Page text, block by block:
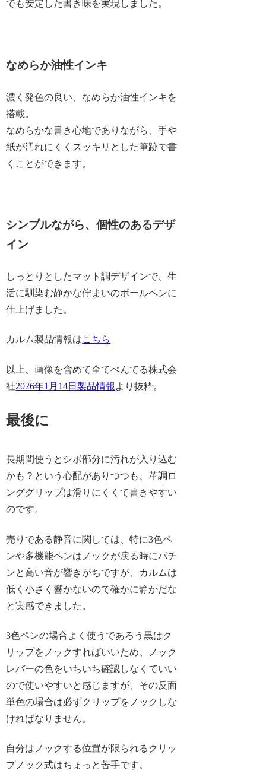
でも安定した書き味を実現しました。
なめらか油性インキ
濃く発色の良い、なめらか油性インキを
搭載。
なめらかな書き心地でありながら、手や
紙が汚れにくくスッキリとした筆跡で書
くことができます。
シンプルながら、個性のあるデザ
イン
しっとりとしたマット調デザインで、生
活に馴染む静かな佇まいのボールペンに
仕上げました。
カルム製品情報はこちら
以上、画像を含めて全てぺんてる株式会
社2026年1月14日製品情報 より抜粋。
最後に
長期間使うとシボ部分に汚れが入り込む
かも？という心配がありつつも、革調ロ
ンググリップは滑りにくくて書きやすい
のです。
売りである静音に関しては、特に3色ペ
ンや多機能ペンはノックが戻る時にパチ
ンと高い音が響きがちですが、カルムは
低く小さく響かないので確かに静かだな
と実感できました。
3色ペンの場合よく使うであろう黒はク
リップをノックすればいいため、ノック
レバーの色をいちいち確認しなくていい
ので使いやすいと感じますが、その反面
単色の場合は必ずクリップをノックしな
ければなりません。
自分はノックする位置が限られるクリッ
プノック式はちょっと苦手です。